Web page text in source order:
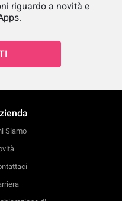
riguardo a novità e
Siamo